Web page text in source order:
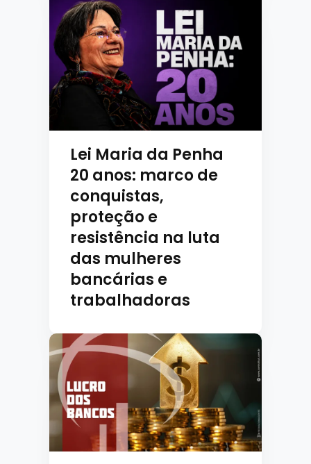
Lei Maria da Penha
20 anos: marco de
conquistas,
proteção e
resistência na luta
das mulheres
bancárias e
trabalhadoras